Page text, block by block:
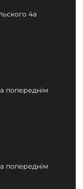
4а
попереднім
попереднім